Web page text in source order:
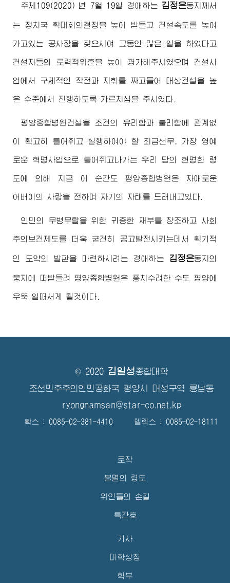
주체109(2020) 년 7월 19일 경애하는 김정은동지 께서
는 정치국 확대회의결정을 높이 받들고 건설속도를 높여
가고있는 공사장을 찾으시여 그동안 많은 일을 하였다고
건설자들의 로력적위훈을 높이 평가해주시였으며 건설사
업에서 구체적인 작전과 지휘를 짜고들어 대상건설을 높
은 수준에서 진행하도록 가르치심을 주시였다.
평양종합병원건설을 조건의 유리함과 불리함에 관계없
이 확고히 틀어쥐고 실행하여야 할 최급선무, 가장 영예
로운 혁명사업으로 틀어쥐고나가는 우리 당의 현명한 령
도에 의해 지금 이 순간도 평양종합병원은 자애로운
어버이 의 사랑을 전하며 자기의 자태를 드러내고있다.
인민의 무병무탈을 위한 귀중한 재부를 창조하고 사회
주의보건제도를 더욱 굳건히 공고발전시키는데서 획기적
인 도약의 발판을 마련하시려는 경애하는 김정은동지 의
웅지에 떠받들려 평양종합병원은 풍치수려한 수도 평양에
우뚝 일떠서게 될것이다.
© 2020 김일성종합대학
조선민주주의인민공화국 평양시 대성구역 룡남동
ryongnamsan@star-co.net.kp
확스 : 0085-02-381-4410 텔렉스 : 0085-02-18111
로작
불멸의 령도
위인들의 손길
특간호
기사
대학상징
학부